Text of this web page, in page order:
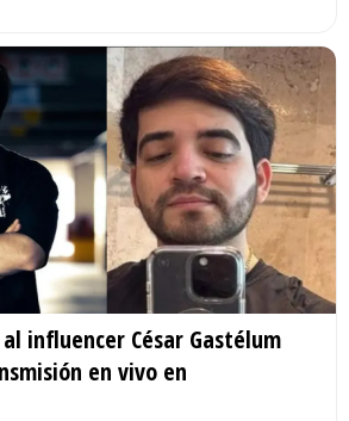
influencer César Gastélum
en vivo en